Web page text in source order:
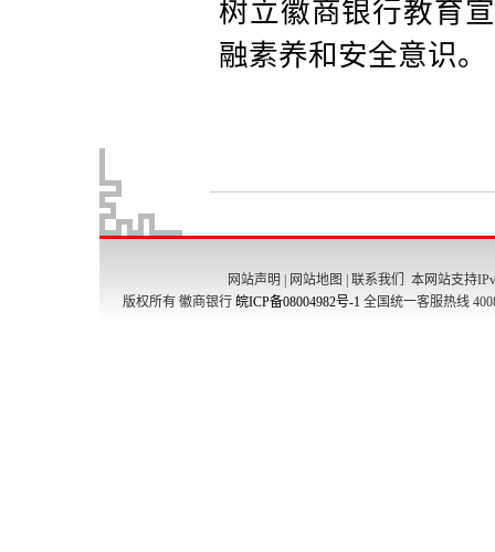
网站声明 网站地图 联系我们
本网站支持
版权所有 徽商银行 皖ICP备08004982号-1 全国统一客服热线